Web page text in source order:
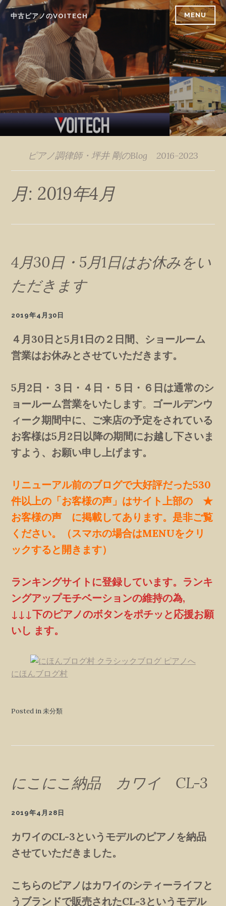
Skip
to
content
中古ピアノのVOITECH MENU
ピアノ調律師・坪井 剛のBlog 2016-2023
月: 2019年4月
4月30日・5月1日はお休みをい
ただきます
2019年4月30日
４月30日と5月1日の２日間、ショールーム
営業はお休みとさせていただきます。
5月2日・３日・４日・５日・６日は通常のシ
ョールーム営業をいたします。 ゴールデンウ
ィーク期間中に、ご来店の予定をされている
お客様は5月2日以降の期間にお越し下さいま
すよう、お願い申し上げます。
リニューアル前のブログで大好評だった530
件以上の「お客様の声」はサイト上部の ★
お客様の声 に掲載してあります。是非ご覧
ください。（スマホの場合はMENUをクリ
ックすると開きます）
ランキングサイトに登録しています。ランキ
ングアップモチベーションの維持の為,
↓↓↓下のピアノのボタンをポチッと応援お願
いし ます。
にほんブログ村
Posted in 未分類
にこにこ納品 カワイ CL-3
2019年4月28日
カワイのCL-3というモデルのピアノを納品
させていただきました。
こちらのピアノはカワイのシティーライフと
うブランドで販売されたCL-3というモデル